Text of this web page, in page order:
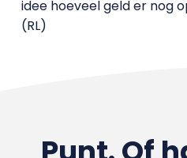
idee hoeveel geld er nog
(RL)